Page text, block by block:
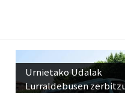
Urnietako Udalak
Lurraldebusen